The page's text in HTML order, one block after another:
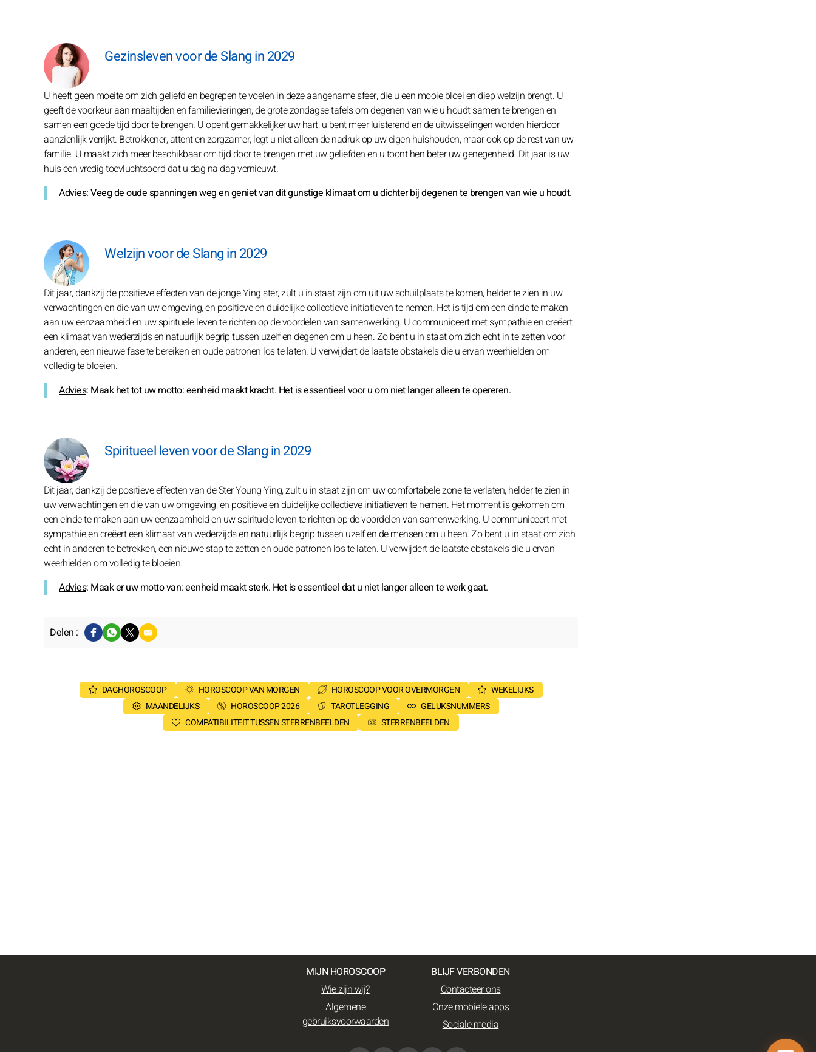
Gezinsleven voor de Slang in 2029
U heeft geen moeite om zich geliefd en begrepen te voelen in deze aangename sfeer, die u een mooie bloei en diep welzijn brengt. U
geeft de voorkeur aan maaltijden en familievieringen, de grote zondagse tafels om degenen van wie u houdt samen te brengen en
samen een goede tijd door te brengen. U opent gemakkelijker uw hart, u bent meer luisterend en de uitwisselingen worden hierdoor
aanzienlijk verrijkt. Betrokkener, attent en zorgzamer, legt u niet alleen de nadruk op uw eigen huishouden, maar ook op de rest van uw
familie. U maakt zich meer beschikbaar om tijd door te brengen met uw geliefden en u toont hen beter uw genegenheid. Dit jaar is uw
huis een vredig toevluchtsoord dat u dag na dag vernieuwt.
Advies: Veeg de oude spanningen weg en geniet van dit gunstige klimaat om u dichter bij degenen te brengen van wie u houdt.
Welzijn voor de Slang in 2029
Dit jaar, dankzij de positieve effecten van de jonge Ying ster, zult u in staat zijn om uit uw schuilplaats te komen, helder te zien in uw
verwachtingen en die van uw omgeving, en positieve en duidelijke collectieve initiatieven te nemen. Het is tijd om een einde te maken
aan uw eenzaamheid en uw spirituele leven te richten op de voordelen van samenwerking. U communiceert met sympathie en creëert
een klimaat van wederzijds en natuurlijk begrip tussen uzelf en degenen om u heen. Zo bent u in staat om zich echt in te zetten voor
anderen, een nieuwe fase te bereiken en oude patronen los te laten. U verwijdert de laatste obstakels die u ervan weerhielden om
volledig te bloeien.
Advies: Maak het tot uw motto: eenheid maakt kracht. Het is essentieel voor u om niet langer alleen te opereren.
Spiritueel leven voor de Slang in 2029
Dit jaar, dankzij de positieve effecten van de Ster Young Ying, zult u in staat zijn om uw comfortabele zone te verlaten, helder te zien in
uw verwachtingen en die van uw omgeving, en positieve en duidelijke collectieve initiatieven te nemen. Het moment is gekomen om
een einde te maken aan uw eenzaamheid en uw spirituele leven te richten op de voordelen van samenwerking. U communiceert met
sympathie en creëert een klimaat van wederzijds en natuurlijk begrip tussen uzelf en de mensen om u heen. Zo bent u in staat om zich
echt in anderen te betrekken, een nieuwe stap te zetten en oude patronen los te laten. U verwijdert de laatste obstakels die u ervan
weerhielden om volledig te bloeien.
Advies: Maak er uw motto van: eenheid maakt sterk. Het is essentieel dat u niet langer alleen te werk gaat.
Delen :
DAGHOROSCOOP HOROSCOOP VAN MORGEN HOROSCOOP VOOR OVERMORGEN
WEKELIJKS
MAANDELIJKS
HOROSCOOP 2026 TAROTLEGGING
GELUKSNUMMERS
COMPATIBILITEIT TUSSEN STERRENBEELDEN
STERRENBEELDEN
MIJN HOROSCOOP
Wie zijn wij?
Algemene
gebruiksvoorwaarden
BLIJF VERBONDEN
Contacteer ons
Onze mobiele apps
Sociale media